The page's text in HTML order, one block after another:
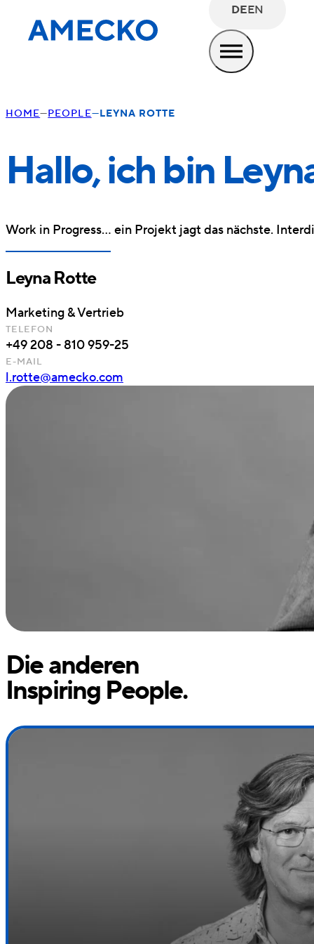
DEEN
HOME PEOPLE LEYNA ROTTE
Hallo, ich bin
Work in Progress… ein Projekt jagt das nächste.
Leyna Rotte
Marketing & Vertrieb
TELEFON
+49 208 - 810 959-25
E-MAIL
l.rotte@amecko.com
Die anderen
Inspiring People.